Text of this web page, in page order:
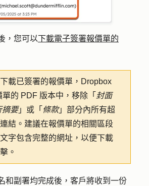
，您可以下載電子簽署報價單的
載已簽署的報價單，Dropbox
的 PDF 版本中，移除「 封面
摘要」或「 條款」部分內所有超
結。建議在報價單的相關區段
字包含完整的網址，以便下載
。
和副署均完成後，客戶將收到一份